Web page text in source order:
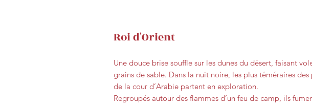
Roi d'Orient
Une douce brise souffle sur les dunes du désert, faisant
grains de sable. Dans la nuit noire, les plus téméraires des
de la cour d’Arabie partent en exploration.
Regroupés autour des flammes d’un feu de camp, ils